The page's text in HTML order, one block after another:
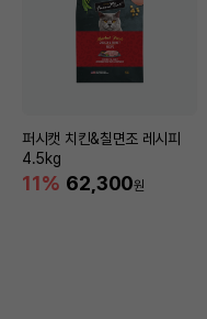
퍼시캣 치킨&칠면조 레시피
4.5kg
11% 62,300원